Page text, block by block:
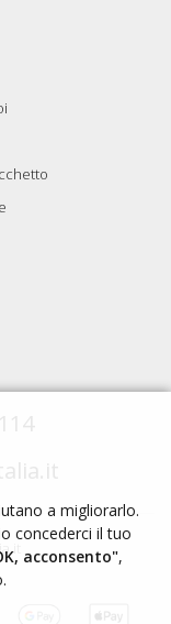
a migliorarlo.
concederci il tuo
acconsento",